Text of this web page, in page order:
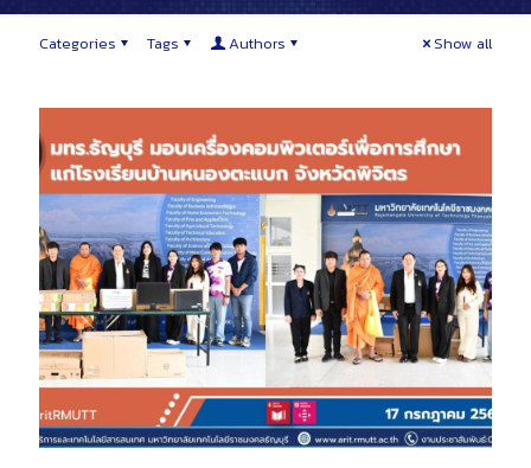
Categories Tags Authors Show all